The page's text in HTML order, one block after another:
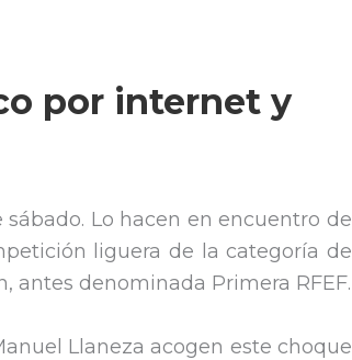
por internet y
Lo hacen en encuentro de
liguera de la categoría de
antes denominada Primera RFEF.
Llaneza acogen este choque